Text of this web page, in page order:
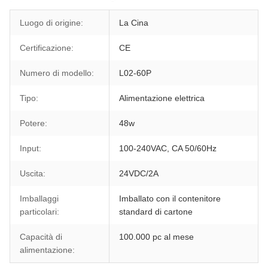
Luogo di origine: La Cina
Certificazione: CE
Numero di modello: L02-60P
Tipo: Alimentazione elettrica
Potere: 48w
Input: 100-240VAC, CA 50/60Hz
Uscita: 24VDC/2A
Imballaggi
particolari:
Imballato con il contenitore
standard di cartone
Capacità di
alimentazione:
100.000 pc al mese